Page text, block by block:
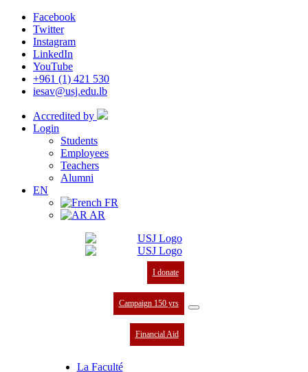
Facebook
Twitter
Instagram
LinkedIn
YouTube
+961 (1) 421 530
iesav@usj.edu.lb
Accredited by
Login
Students
Employees
Teachers
Alumni
EN
FR
AR
I donate
Campaign 150 yrs
Financial Aid
La Faculté